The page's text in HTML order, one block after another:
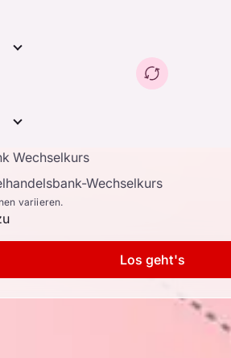
Wechselkurs
Wechselkurs
variieren.
Los geht's